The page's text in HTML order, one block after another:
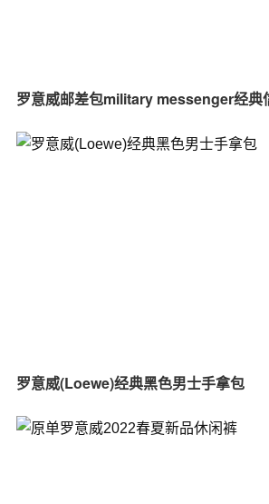
罗意威邮差包military messenger经典
罗意威(Loewe)经典黑色男士手拿包